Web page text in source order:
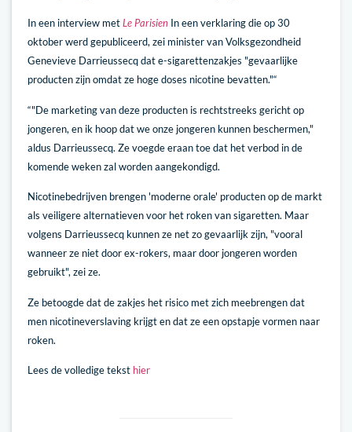
In een interview metLe Parisien In een verklaring die op 30
oktober werd gepubliceerd, zei minister van Volksgezondheid
Genevieve Darrieussecq dat e-sigarettenzakjes "gevaarlijke
producten zijn omdat ze hoge doses nicotine bevatten."“
“"De marketing van deze producten is rechtstreeks gericht op
jongeren, en ik hoop dat we onze jongeren kunnen beschermen,"
aldus Darrieussecq. Ze voegde eraan toe dat het verbod in de
komende weken zal worden aangekondigd.
Nicotinebedrijven brengen 'moderne orale' producten op de markt
als veiligere alternatieven voor het roken van sigaretten. Maar
volgens Darrieussecq kunnen ze net zo gevaarlijk zijn, "vooral
wanneer ze niet door ex-rokers, maar door jongeren worden
gebruikt", zei ze.
Ze betoogde dat de zakjes het risico met zich meebrengen dat
men nicotineverslaving krijgt en dat ze een opstapje vormen naar
roken.
Lees de volledige tekst hier